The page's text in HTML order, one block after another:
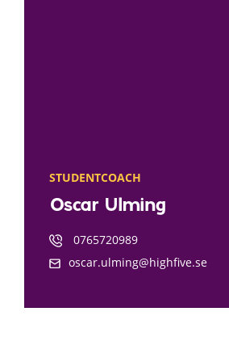
STUDENTCOACH
Oscar Ulming
0765720989
oscar.ulming@highfive.se